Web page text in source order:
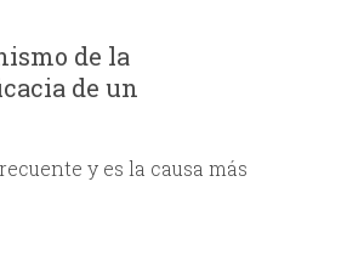
d
de la
de un
y es la causa más